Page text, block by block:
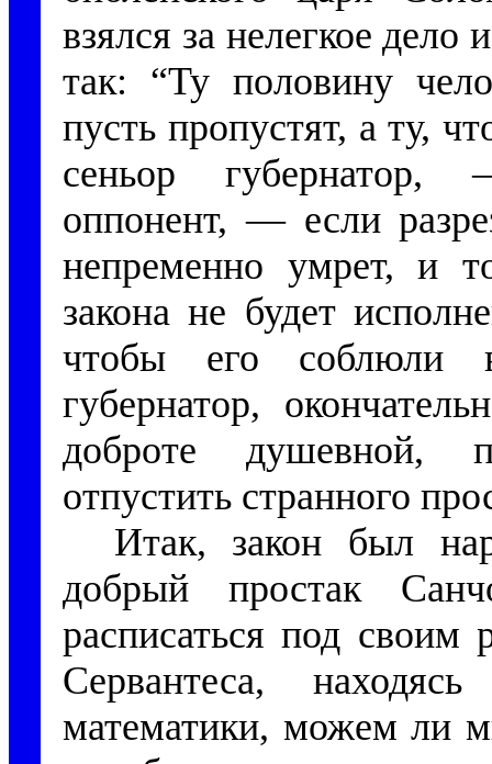
взялся за нелегкое
так: “Ту половину
пусть пропустят, а ту,
сеньор губернатор,
оппонент, — если
непременно умрет, и
закона не будет
чтобы его соблюли
губернатор,
доброте душевной,
отпустить странного
Итак, закон был
добрый простак
расписаться под
Сервантеса,
математики, можем ли